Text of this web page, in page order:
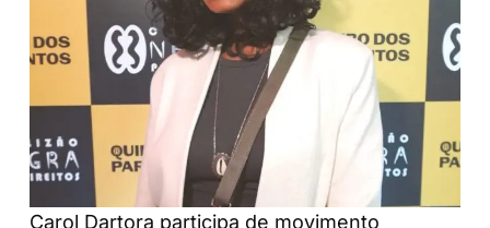
Carol Dartora participa de movimento